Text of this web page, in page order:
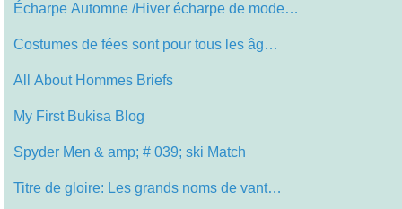
Écharpe Automne /Hiver écharpe de mode…
Costumes de fées sont pour tous les âg…
All About Hommes Briefs
My First Bukisa Blog
Spyder Men & amp; # 039; ski Match
Titre de gloire: Les grands noms de vant…